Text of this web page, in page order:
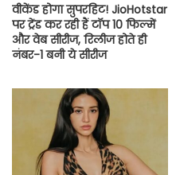
वीकेंड होगा सुपरहिट! JioHotstar
पर ट्रेंड कर रही हैं टॉप 10 फिल्में
और वेब सीरीज, रिलीज होते ही
नंबर-1 बनी ये सीरीज